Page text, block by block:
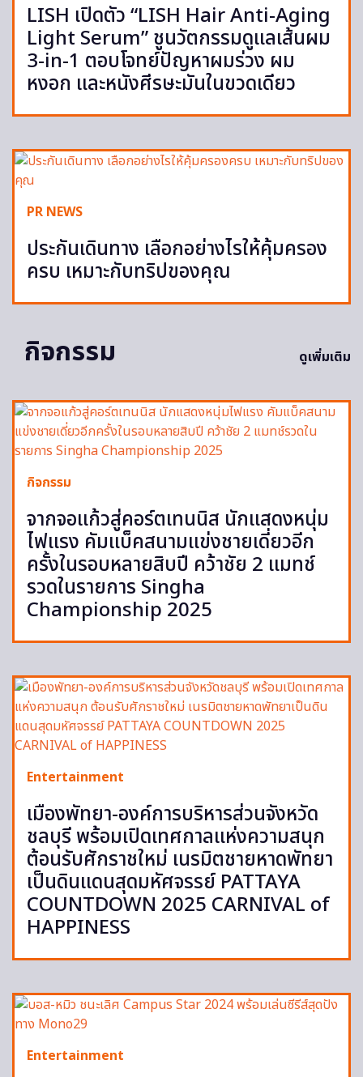
LISH เปิดตัว “LISH Hair Anti-Aging
Light Serum” ชูนวัตกรรมดูแลเส้นผม
3-in-1 ตอบโจทย์ปัญหาผมร่วง ผม
หงอก และหนังศีรษะมันในขวดเดียว
PR NEWS
ประกันเดินทาง เลือกอย่างไรให้คุ้มครอง
ครบ เหมาะกับทริปของคุณ
กิจกรรม ดูเพิ่มเติม
กิจกรรม
จากจอแก้วสู่คอร์ตเทนนิส นักแสดงหนุ่ม
ไฟแรง คัมแบ็คสนามแข่งชายเดี่ยวอีก
ครั้งในรอบหลายสิบปี คว้าชัย 2 แมทช์
รวดในรายการ Singha
Championship 2025
Entertainment
เมืองพัทยา-องค์การบริหารส่วนจังหวัด
ชลบุรี พร้อมเปิดเทศกาลแห่งความสนุก
ต้อนรับศักราชใหม่ เนรมิตชายหาดพัทยา
เป็นดินแดนสุดมหัศจรรย์ PATTAYA
COUNTDOWN 2025 CARNIVAL of
HAPPINESS
Entertainment